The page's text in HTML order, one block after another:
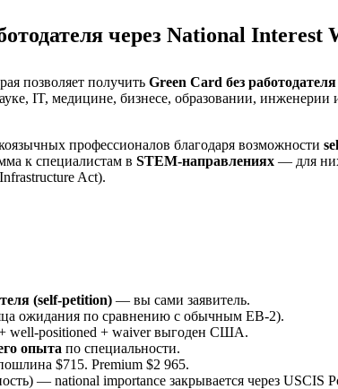
через National Interest
позволяет получить Green Card без
IT, медицине, бизнесе, образовании,
профессионалов благодаря возможности
к специалистам в STEM-направлениях — для
Act).
(self-petition) — вы сами заявитель.
ожидания по сравнению с обычным EB-2).
well-positioned + waiver выгоден США.
опыта по специальности.
$715. Premium $2 965.
— national importance закрывается через USCIS